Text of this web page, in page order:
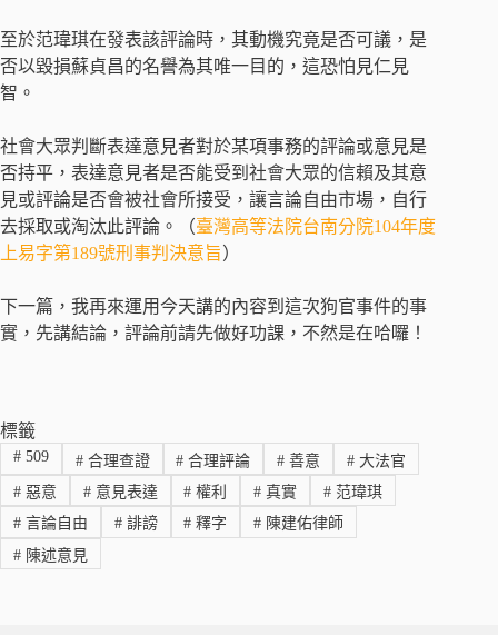
至於范瑋琪在發表該評論時，其動機究竟是否可議，是
否以毀損蘇貞昌的名譽為其唯一目的，這恐怕見仁見
智。
社會大眾判斷表達意見者對於某項事務的評論或意見是
否持平，表達意見者是否能受到社會大眾的信賴及其意
見或評論是否會被社會所接受，讓言論自由市場，自行
去採取或淘汰此評論。（臺灣高等法院台南分院104年度
上易字第189號刑事判決意旨）
下一篇，我再來運用今天講的內容到這次狗官事件的事
實，先講結論，評論前請先做好功課，不然是在哈囉！
標籤
#509 #合理查證 # 合理評論 # 善意 # 大法官
#惡意 #意見表達 # 權利 # 真實 # 范瑋琪
#言論自由 #誹謗 # 釋字 # 陳建佑律師
#陳述意見